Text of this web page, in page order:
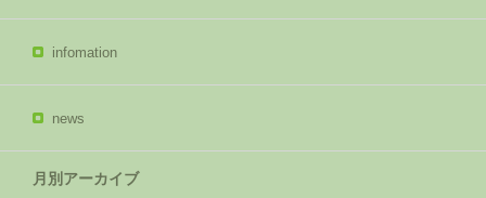
infomation
news
月別アーカイブ